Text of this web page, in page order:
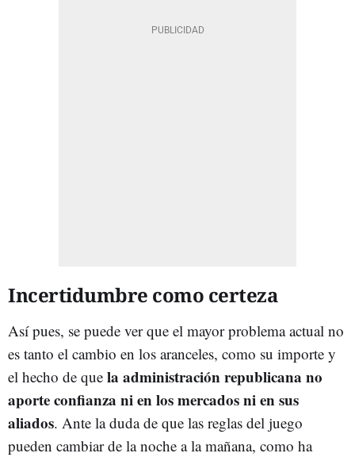
Incertidumbre como certeza
Así pues, se puede ver que el mayor problema actual no
es tanto el cambio en los aranceles, como su importe y
el hecho de que la administración republicana no
aporte confianza ni en los mercados ni en sus
aliados. Ante la duda de que las reglas del juego
pueden cambiar de la noche a la mañana, como ha